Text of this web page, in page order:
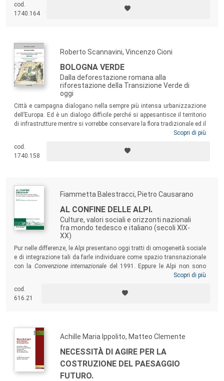
lebanlieue
al centro città? Questo volume intende favorire il
rinnovamento urbano per una convivenza migliore e meno conflittuale
cod.
1740.164
Roberto Scannavini, Vincenzo Cioni
BOLOGNA VERDE
Dalla deforestazione romana alla
riforestazione della Transizione Verde di
oggi
Città e campagna dialogano nella sempre più intensa urbanizzazione
dell’Europa. Ed è un dialogo difficile perché si appesantisce il territorio
di infrastrutture mentre si vorrebbe conservare la flora tradizionale ed il
si inserisce nel
nostra epoca, documenta una lunga storia cittadina di verde privato e
pubblico, e quindi avanza ipotesi evolutive in linea con il proprio
Scopri di più
cod.
1740.158
Fiammetta Balestracci, Pietro Causarano
AL CONFINE DELLE ALPI.
Culture, valori sociali e orizzonti nazionali
fra mondo tedesco e italiano (secoli XIX-
XX)
Pur nelle differenze, le Alpi presentano oggi tratti di omogeneità sociale
e di integrazione tali da farle individuare come spazio transnazionale
con la Convenzione internazionale del 1991. Eppure le Alpi non sono
state solo luogo di transito e di comunicazione, ma anche confini
europee. In questo senso, la dinamica del confronto fra mondo
tedesco e italiano è significativa per comprendere il ruolo specifico che
Scopri di più
cod.
616.21
Achille Maria Ippolito, Matteo Clemente
NECESSITÀ DI AGIRE PER LA
COSTRUZIONE DEL PAESAGGIO
FUTURO.